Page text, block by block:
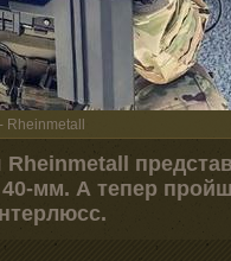
Rheinmetall
Rheinmetall
40-мм. А тепер